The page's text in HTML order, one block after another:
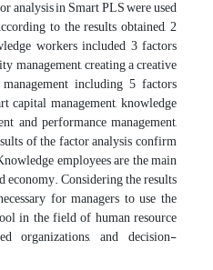
analysis in Smart PLS were used
to the results obtained, 2
workers included 3 factors
management, creating a creative
including 5 factors
capital management, knowledge
and performance management,
of the factor analysis confirm
employees are the main
Considering the results
for managers to use the
in the field of human resource
organizations, and decision-